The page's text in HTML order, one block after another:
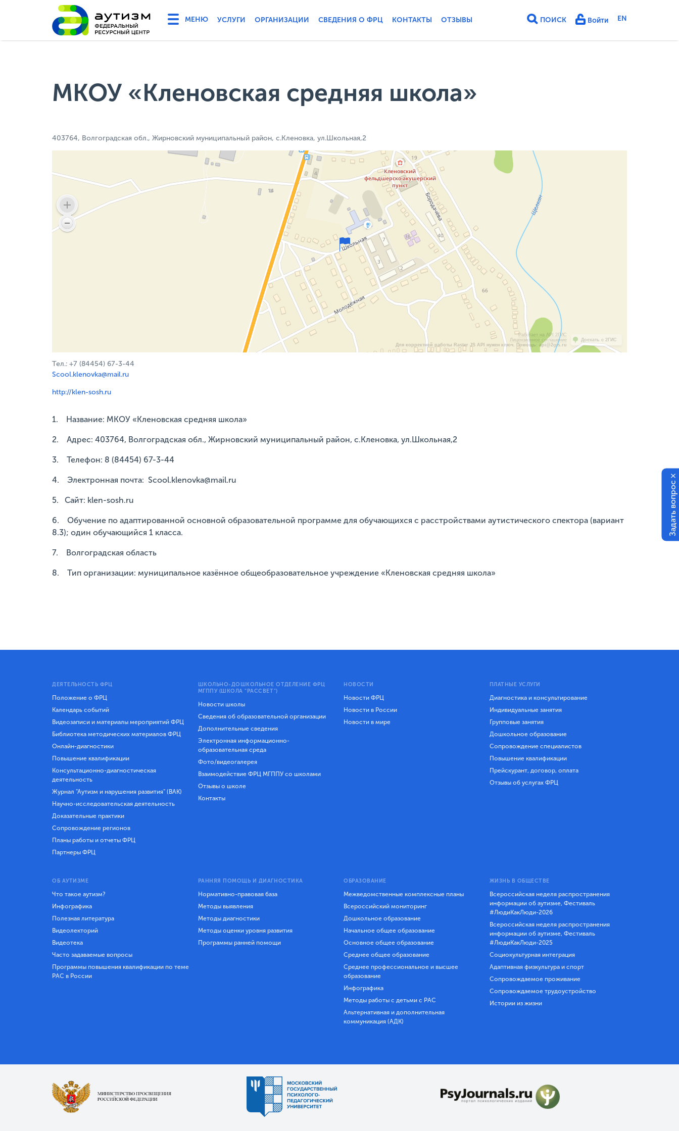
УСЛУГИ ОРГАНИЗАЦИИ СВЕДЕНИЯ О ФРЦ КОНТАКТЫ ОТЗЫВЫ ПОИСК Войти EN
МКОУ «Кленовская средняя школа»
403764, Волгоградская обл., Жирновский муниципальный район, с.Кленовка, ул.Школьная,2
Работает на API 2ГИС
Лицензионное соглашение
Для корректной работы Raster JS API нужен ключ. Помощь: api@2gis.ru
Доехать с 2ГИС
Тел.: +7 (84454) 67-3-44
Scool.klenovka@mail.ru
http://klen-sosh.ru
1. Название: МКОУ «Кленовская средняя школа»
2. Адрес: 403764, Волгоградская обл., Жирновский муниципальный район, с.Кленовка, ул.Школьная,2
3. Телефон: 8 (84454) 67-3-44
4. Электронная почта: Scool.klenovka@mail.ru
5. Сайт: klen-sosh.ru
6. Обучение по адаптированной основной образовательной программе для обучающихся с расстройствами аутистического спектора (вариант
8.3); один обучающийся 1 класса.
7. Волгоградская область
8. Тип организации: муниципальное казённое общеобразовательное учреждение «Кленовская средняя школа»
ДЕЯТЕЛЬНОСТЬ ФРЦ
Положение о ФРЦ
Календарь событий
Видеозаписи и материалы мероприятий ФРЦ
Библиотека методических материалов ФРЦ
Онлайн-диагностики
Повышение квалификации
Консультационно-диагностическая
деятельность
Журнал "Аутизм и нарушения развития" (ВАК)
Научно-исследовательская деятельность
Доказательные практики
Сопровождение регионов
Планы работы и отчеты ФРЦ
Партнеры ФРЦ
ШКОЛЬНО-ДОШКОЛЬНОЕ ОТДЕЛЕНИЕ ФРЦ
МГППУ (ШКОЛА "РАССВЕТ")
Новости школы
Сведения об образовательной организации
Дополнительные сведения
Электронная информационно-
образовательная среда
Фото/видеогалерея
Взаимодействие ФРЦ МГППУ со школами
Отзывы о школе
Контакты
НОВОСТИ
Новости ФРЦ
Новости в России
Новости в мире
ПЛАТНЫЕ УСЛУГИ
Диагностика и консультирование
Индивидуальные занятия
Групповые занятия
Дошкольное образование
Сопровождение специалистов
Повышение квалификации
Прейскурант, договор, оплата
Отзывы об услугах ФРЦ
ОБ АУТИЗМЕ
Что такое аутизм?
Инфографика
Полезная литература
Видеолекторий
Видеотека
Часто задаваемые вопросы
Программы повышения квалификации по теме
РАС в России
РАННЯЯ ПОМОЩЬ И ДИАГНОСТИКА
Нормативно-правовая база
Методы выявления
Методы диагностики
Методы оценки уровня развития
Программы ранней помощи
ОБРАЗОВАНИЕ
Межведомственные комплексные планы
Всероссийский мониторинг
Дошкольное образование
Начальное общее образование
Основное общее образование
Среднее общее образование
Среднее профессиональное и высшее
образование
Инфографика
Методы работы с детьми с РАС
Альтернативная и дополнительная
коммуникация (АДК)
ЖИЗНЬ В ОБЩЕСТВЕ
Всероссийская неделя распространения
информации об аутизме, Фестиваль
#ЛюдиКакЛюди-2026
Всероссийская неделя распространения
информации об аутизме, Фестиваль
#ЛюдиКакЛюди-2025
Социокультурная интеграция
Адаптивная физкультура и спорт
Сопровождаемое проживание
Сопровождаемое трудоустройство
Истории из жизни
Задать вопрос
×